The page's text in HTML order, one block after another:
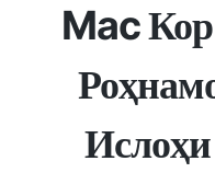
Mac